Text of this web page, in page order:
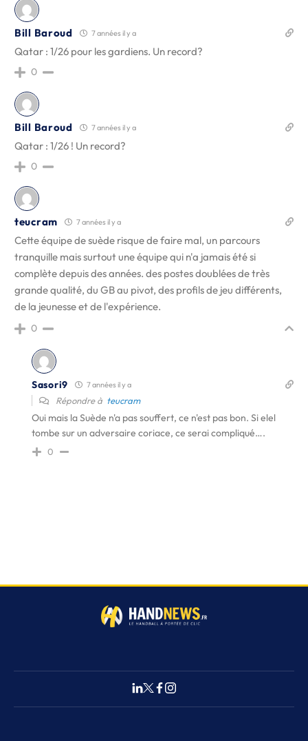
Bill Baroud 7 années il y a
Qatar : 1/26 pour les gardiens. Un record?
0
Bill Baroud 7 années il y a
Qatar : 1/26 ! Un record?
0
teucram 7 années il y a
Cette équipe de suède risque de faire mal, un parcours
tranquille mais surtout une équipe qui n'a jamais été si
complète depuis des années. des postes doublées de très
grande qualité, du GB au pivot, des profils de jeu différents,
de la jeunesse et de l'expérience.
0
Sasori9 7 années il y a
Répondre à teucram
Oui mais la Suède n'a pas souffert, ce n'est pas bon. Si elel
tombe sur un adversaire coriace, ce serai compliqué….
0